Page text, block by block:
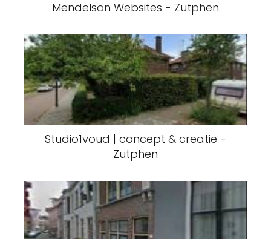
Mendelson Websites - Zutphen
Studio1voud | concept & creatie -
Zutphen